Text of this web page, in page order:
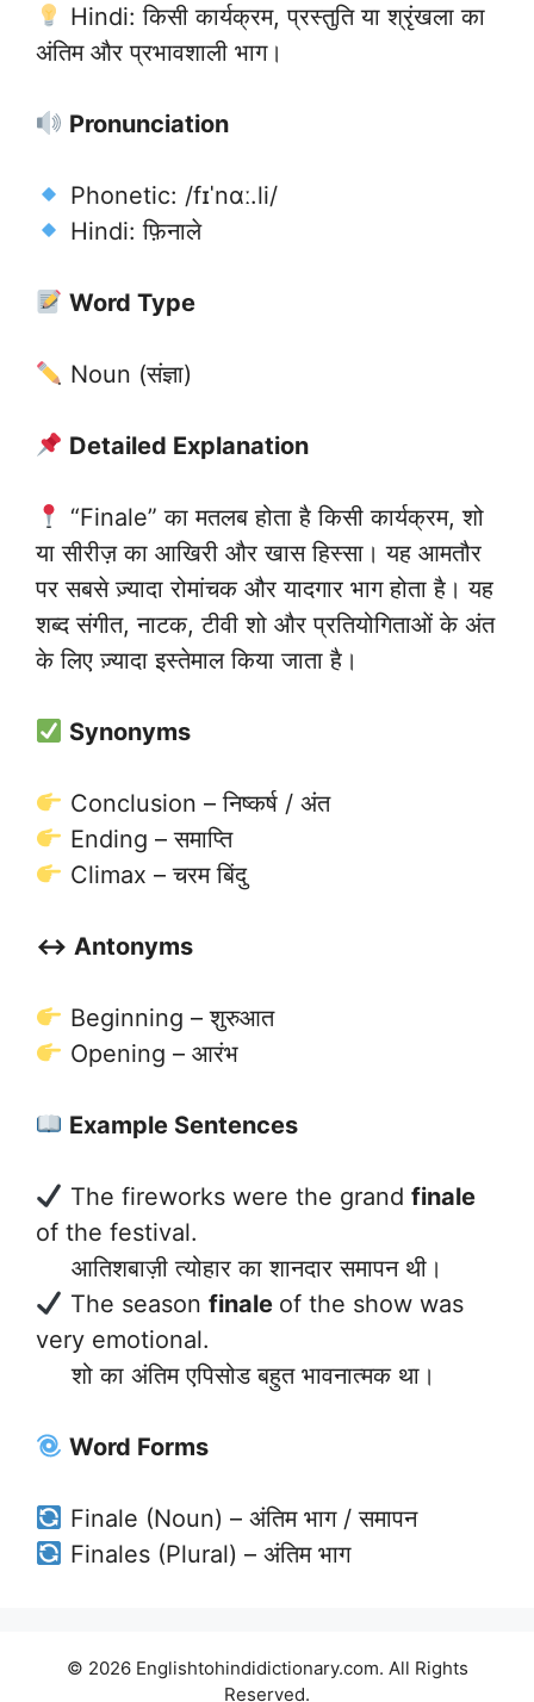
Hindi: किसी कार्यक्रम, प्रस्तुति या श्रृंखला का
अंतिम और प्रभावशाली भाग।
Pronunciation
Phonetic: /fɪˈnɑː.li/
Hindi: फ़िनाले
Word Type
Noun (संज्ञा)
Detailed Explanation
“Finale” का मतलब होता है किसी कार्यक्रम, शो
या सीरीज़ का आखिरी और खास हिस्सा। यह आमतौर
पर सबसे ज़्यादा रोमांचक और यादगार भाग होता है। यह
शब्द संगीत, नाटक, टीवी शो और प्रतियोगिताओं के अंत
के लिए ज़्यादा इस्तेमाल किया जाता है।
Synonyms
Conclusion – निष्कर्ष / अंत
Ending – समाप्ति
Climax – चरम बिंदु
↔️ Antonyms
Beginning – शुरुआत
Opening – आरंभ
Example Sentences
The fireworks were the grand finale
of the festival.
आतिशबाज़ी त्योहार का शानदार समापन थी।
The season finale of the show was
very emotional.
शो का अंतिम एपिसोड बहुत भावनात्मक था।
Word Forms
Finale (Noun) – अंतिम भाग / समापन
Finales (Plural) – अंतिम भाग
© 2026 Englishtohindidictionary.com. All Rights
Reserved.